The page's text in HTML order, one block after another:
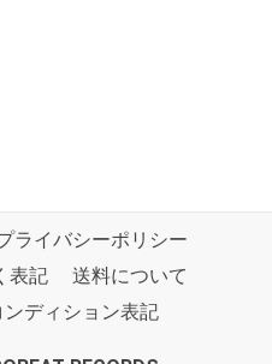
ライバシーポリシー
表記
送料について
ンディション表記